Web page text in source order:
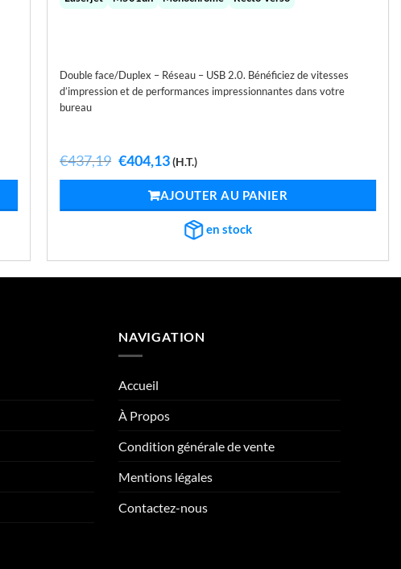
Double face/Duplex – Réseau – USB 2.0. Bénéficiez de vitesses
d’impression et de performances impressionnantes dans votre
bureau
€437,19 Le
initial
était :
€437,19.
€404,13Le
prix
actuel
est :
€404,13.
(H.T.)
AJOUTER AU PANIER
en stock
NAVIGATION
Accueil
À Propos
Condition générale de vente
Mentions légales
Contactez-nous